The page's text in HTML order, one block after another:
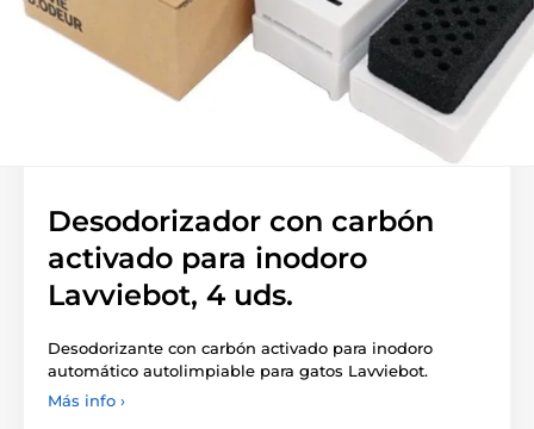
Desodorizador con carbón
activado para inodoro
Lavviebot, 4 uds.
Desodorizante con carbón activado para inodoro
automático autolimpiable para gatos Lavviebot.
Más info ›